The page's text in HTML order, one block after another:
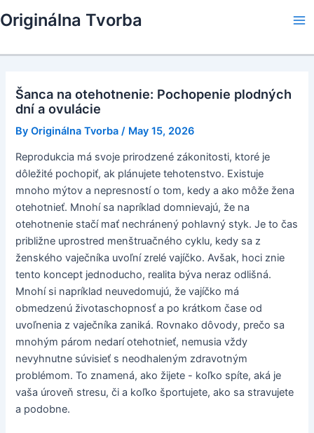
to
Originálna Tvorba
Šanca na otehotnenie: Pochopenie plodných
dní a ovulácie
ByOriginálna Tvorba / May 15, 2026
Reprodukcia má svoje prirodzené zákonitosti, ktoré je
dôležité pochopiť, ak plánujete tehotenstvo. Existuje
mnoho mýtov a nepresností o tom, kedy a ako môže žena
otehotnieť. Mnohí sa napríklad domnievajú, že na
otehotnenie stačí mať nechránený pohlavný styk. Je to čas
približne uprostred menštruačného cyklu, kedy sa z
ženského vaječníka uvoľní zrelé vajíčko. Avšak, hoci znie
tento koncept jednoducho, realita býva neraz odlišná.
Mnohí si napríklad neuvedomujú, že vajíčko má
obmedzenú životaschopnosť a po krátkom čase od
uvoľnenia z vaječníka zaniká. Rovnako dôvody, prečo sa
mnohým párom nedarí otehotnieť, nemusia vždy
nevyhnutne súvisieť s neodhaleným zdravotným
problémom. To znamená, ako žijete - koľko spíte, aká je
vaša úroveň stresu, či a koľko športujete, ako sa stravujete
a podobne.